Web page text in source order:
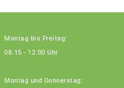
Montag bis Freitag:
08.15 - 12.00 Uhr
Montag und Donnerstag: